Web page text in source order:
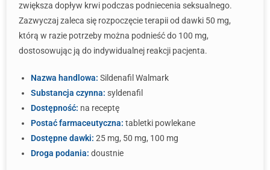
zwiększa dopływ krwi podczas podniecenia seksualnego.
Zazwyczaj zaleca się rozpoczęcie terapii od dawki 50 mg,
którą w razie potrzeby można podnieść do 100 mg,
dostosowując ją do indywidualnej reakcji pacjenta.
Nazwa handlowa: Sildenafil Walmark
Substancja czynna: syldenafil
Dostępność: na receptę
Postać farmaceutyczna: tabletki powlekane
Dostępne dawki: 25 mg, 50 mg, 100 mg
Droga podania: doustnie